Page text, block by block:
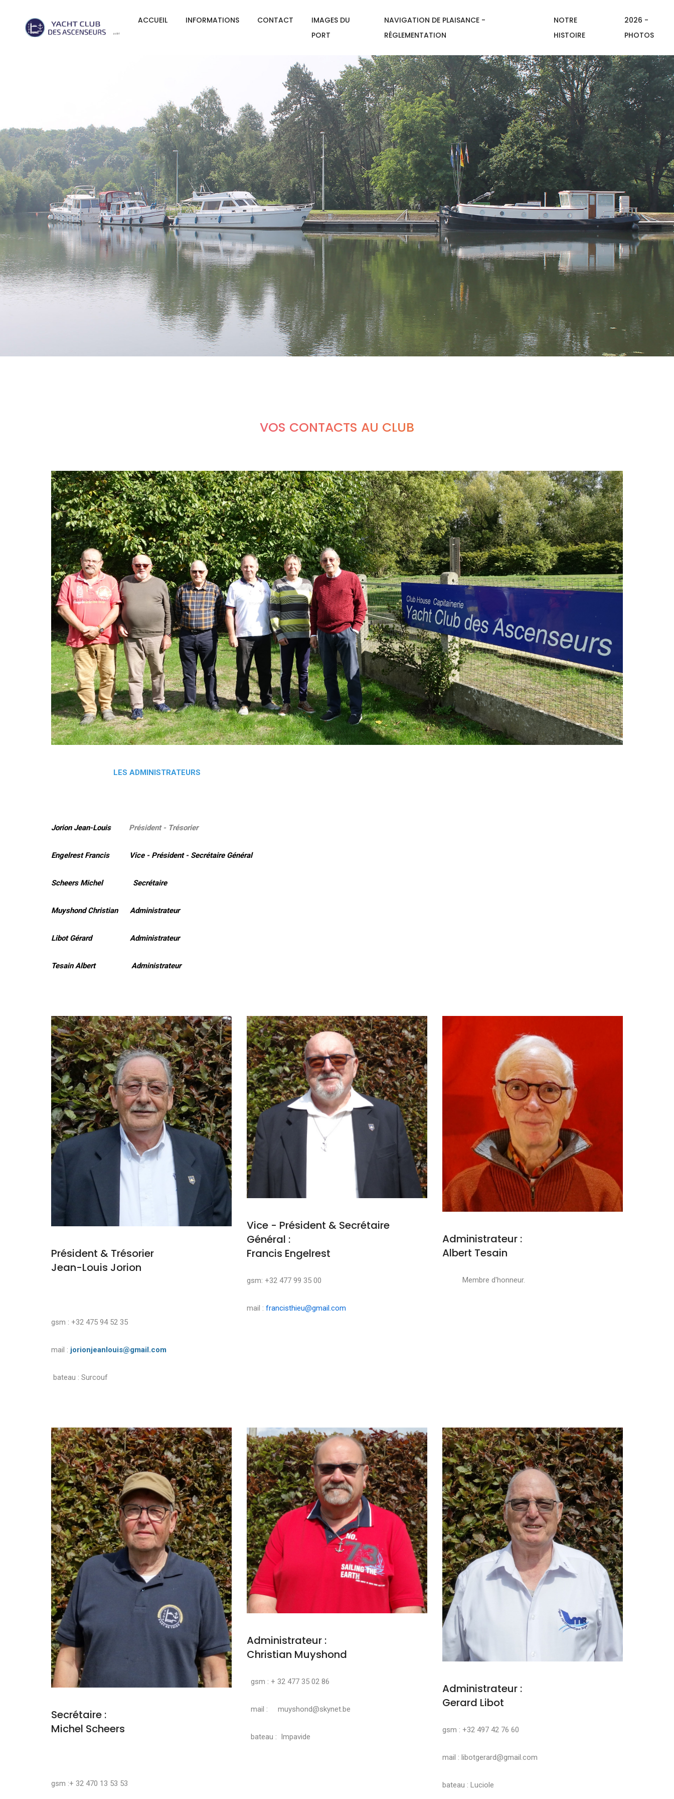
ACCUEIL INFORMATIONS CONTACT
IMAGES DU
PORT
NAVIGATION DE PLAISANCE -
RÉGLEMENTATION
NOTRE
HISTOIRE
2026 -
PHOTOS
VOS CONTACTS AU CLUB
LES ADMINISTRATEURS
Jorion Jean-Louis Président - Trésorier
Engelrest Francis Vice - Président - Secrétaire Général
Scheers Michel Secrétaire
Muyshond Christian Administrateur
Libot Gérard Administrateur
Tesain Albert Administrateur
Président & Trésorier
Jean-Louis Jorion
gsm : +32 475 94 52 35
mail : jorionjeanlouis@gmail.com
bateau : Surcouf
Vice - Président & Secrétaire
Général :
Francis Engelrest
gsm: +32 477 99 35 00
mail : francisthieu@gmail.com
Administrateur :
Albert Tesain
Membre d'honneur.
Secrétaire :
Michel Scheers
gsm :+ 32 470 13 53 53
Administrateur :
Christian Muyshond
gsm : + 32 477 35 02 86
mail : muyshond@skynet.be
bateau : Impavide
Administrateur :
Gerard Libot
gsm : +32 497 42 76 60
mail : libotgerard@gmail.com
bateau : Luciole